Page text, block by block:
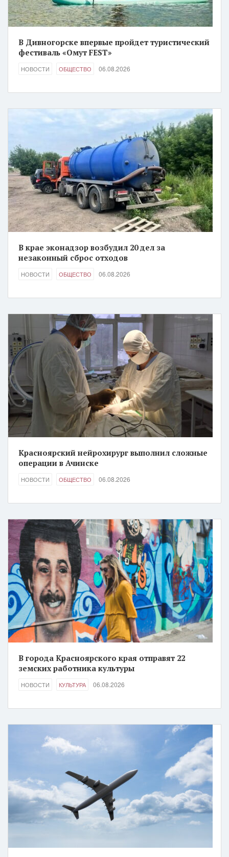
В Дивногорске впервые пройдет туристический
фестиваль «Омут FEST»
НОВОСТИ ОБЩЕСТВО 06.08.2026
В крае эконадзор возбудил 20 дел за
незаконный сброс отходов
НОВОСТИ ОБЩЕСТВО 06.08.2026
Красноярский нейрохирург выполнил сложные
операции в Ачинске
НОВОСТИ ОБЩЕСТВО 06.08.2026
В города Красноярского края отправят 22
земских работника культуры
НОВОСТИ КУЛЬТУРА 06.08.2026